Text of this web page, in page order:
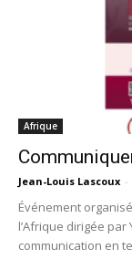
Afrique
Jean-Louis Lascoux -
Événement
l’Afrique dirigée par
communication en